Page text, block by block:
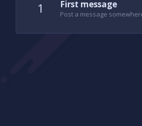
1 First message
Post a message